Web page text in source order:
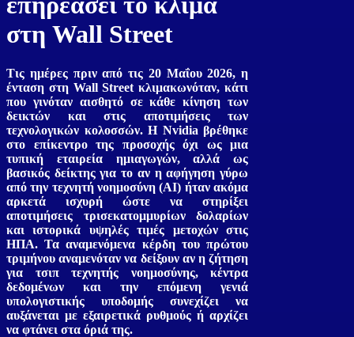
στη Wall Street
Τις ημέρες πριν από τις 20 Μαΐου 2026, η
ένταση στη Wall Street κλιμακωνόταν, κάτι
που γινόταν αισθητό σε κάθε κίνηση των
δεικτών και στις αποτιμήσεις των
τεχνολογικών κολοσσών. Η Nvidia βρέθηκε
στο επίκεντρο της προσοχής όχι ως μια
τυπική εταιρεία ημιαγωγών, αλλά ως
βασικός δείκτης για το αν η αφήγηση γύρω
από την τεχνητή νοημοσύνη (AI) ήταν ακόμα
αρκετά ισχυρή ώστε να στηρίξει
αποτιμήσεις τρισεκατομμυρίων δολαρίων
και ιστορικά υψηλές τιμές μετοχών στις
ΗΠΑ. Τα αναμενόμενα κέρδη του πρώτου
τριμήνου αναμενόταν να δείξουν αν η ζήτηση
για τσιπ τεχνητής νοημοσύνης, κέντρα
δεδομένων και την επόμενη γενιά
υπολογιστικής υποδομής συνεχίζει να
αυξάνεται με εξαιρετικά ρυθμούς ή αρχίζει
να φτάνει στα όριά της.